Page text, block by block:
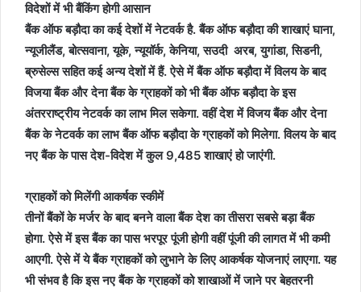
विदेशों में भी बैंकिंग होगी आसान
बैंक ऑफ बड़ौदा का कई देशों में नेटवर्क है. बैंक ऑफ बड़ौदा की शाखाएं घाना,
न्यूजीलैंड, बोत्सवाना, यूके, न्यूयॉर्क, केनिया, सउदी अरब, युगांडा, सिडनी,
ब्रुसेल्स सहित कई अन्य देशों में हैं. ऐसे में बैंक ऑफ बड़ौदा में विलय के बाद
विजया बैंक और देना बैंक के ग्राहकों को भी बैंक ऑफ बड़ौदा के इस
अंतरराष्ट्रीय नेटवर्क का लाभ मिल सकेगा. वहीं देश में विजय बैंक और देना
बैंक के नेटवर्क का लाभ बैंक ऑफ बड़ौदा के ग्राहकों को मिलेगा. विलय के बाद
नए बैंक के पास देश-विदेश में कुल 9,485 शाखाएं हो जाएंगी.
ग्राहकों को मिलेंगी आकर्षक स्कीमें
तीनों बैंकों के मर्जर के बाद बनने वाला बैंक देश का तीसरा सबसे बड़ा बैंक
होगा. ऐसे में इस बैंक का पास भरपूर पूंजी होगी वहीं पूंजी की लागत में भी कमी
आएगी. ऐसे में ये बैंक ग्राहकों को लुभाने के लिए आकर्षक योजनाएं लाएगा. यह
भी संभव है कि इस नए बैंक के ग्राहकों को शाखाओं में जाने पर बेहतरनी